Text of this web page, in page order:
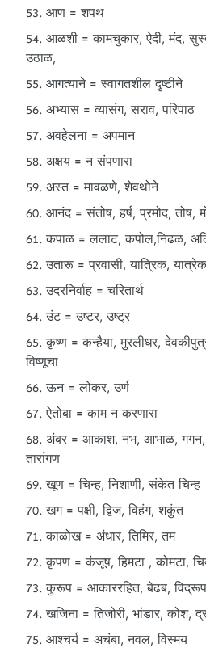
आण = शपथ
आळशी = कामचुकार, ऐदी, मंद,
उठाळ,
आगत्याने = स्वागतशील दृष्टीने
अभ्यास = व्यासंग, सराव, परिपाठ
अवहेलना = अपमान
अक्षय = न संपणारा
अस्त = मावळणे, शेवथोने
आनंद = संतोष, हर्ष, प्रमोद, तोष,
कपाळ = ललाट, कपोल,निढळ,
उतारू = प्रवासी, यात्रिक,
उदरनिर्वाह = चरितार्थ
उंट = उष्टर, उष्ट्र
कृष्ण = कन्हैया, मुरलीधर,
विष्णूचा
ऊन = लोकर, उर्ण
ऐतोबा = काम न करणारा
अंबर = आकाश, नभ, आभाळ, गगन,
तारांगण
खूण = चिन्ह, निशाणी, संकेत चिन्ह
खग = पक्षी, द्विज, विहंग, शकुंत
काळोख = अंधार, तिमिर, तम
कृपण = कंजूष, हिमटा , कोमटा,
कुरूप = आकाररहित, बेढब, विद्रूप
खजिना = तिजोरी, भांडार, कोश,
आश्चर्य = अचंबा, नवल, विस्मय